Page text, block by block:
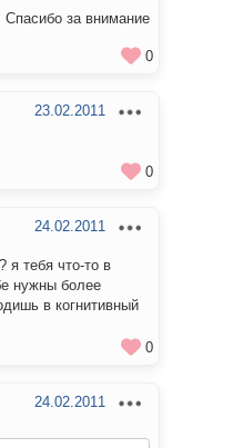
Спасибо за внимание
0
23.02.2011
0
24.02.2011
я тебя что-то в
нужны более
в когнитивный
0
24.02.2011